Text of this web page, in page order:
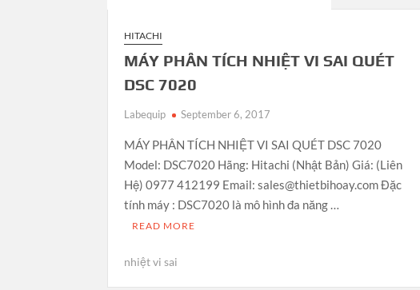
HITACHI
MÁY PHÂN TÍCH NHIỆT VI SAI QUÉT
DSC 7020
Labequip September 6, 2017
MÁY PHÂN TÍCH NHIỆT VI SAI QUÉT DSC 7020
Model: DSC7020 Hãng: Hitachi (Nhật Bản) Giá: (Liên
Hệ) 0977 412199 Email: sales@thietbihoay.com Đặc
tính máy : DSC7020 là mô hình đa năng …
READ MORE
nhiệt vi sai